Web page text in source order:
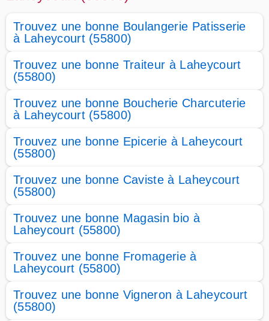
Trouvez une bonne Boulangerie Patisserie
à Laheycourt (55800)
Trouvez une bonne Traiteur à Laheycourt
(55800)
Trouvez une bonne Boucherie Charcuterie
à Laheycourt (55800)
Trouvez une bonne Epicerie à Laheycourt
(55800)
Trouvez une bonne Caviste à Laheycourt
(55800)
Trouvez une bonne Magasin bio à
Laheycourt (55800)
Trouvez une bonne Fromagerie à
Laheycourt (55800)
Trouvez une bonne Vigneron à Laheycourt
(55800)